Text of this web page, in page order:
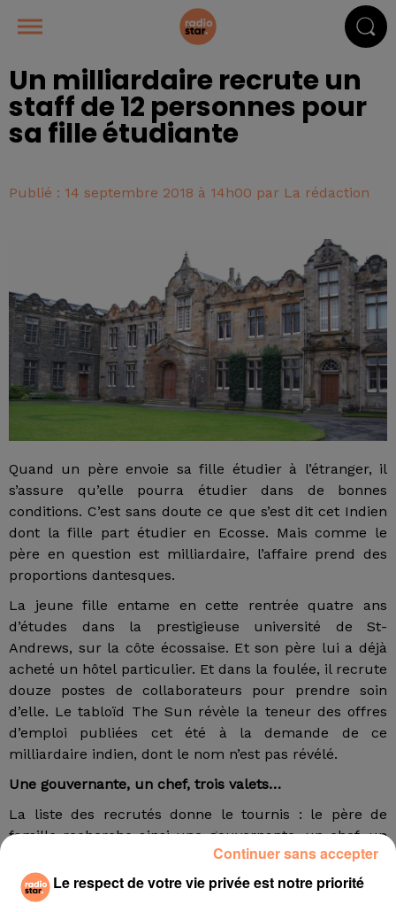
Un milliardaire recrute un
staff de 12 personnes pour
sa fille étudiante
Publié : 14 septembre 2018 à 14h00 par La rédaction
Quand un père envoie sa fille étudier à l’étranger, il
s’assure qu’elle pourra étudier dans de bonnes
conditions. C’est sans doute ce que s’est dit cet Indien
dont la fille part étudier en Ecosse. Mais comme le
père en question est milliardaire, l’affaire prend des
proportions dantesques.
La jeune fille entame en cette rentrée quatre ans
d’études dans la prestigieuse université de St-
Andrews, sur la côte écossaise. Et son père lui a déjà
acheté un hôtel particulier. Et dans la foulée, il recrute
douze postes de collaborateurs pour prendre soin
d’elle. Le tabloïd The Sun révèle la teneur des offres
d’emploi publiées cet été à la demande de ce
milliardaire indien, dont le nom n’est pas révélé.
Une gouvernante, un chef, trois valets…
La liste des recrutés donne le tournis : le père de
famille recherche ainsi une gouvernante, un chef, un
majordome, trois valets de pied, un gestionnaire pour
la demeure, un chauffeur, trois femmes de chambre
ainsi qu’un jardinier.
Le respect de votre vie privée est notre priorité
Continuer sans accepter